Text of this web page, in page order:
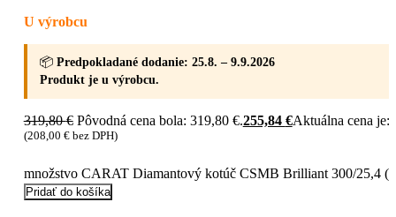
U výrobcu
📦 Predpokladané dodanie: 25.8. – 9.9.2026
Produkt je u výrobcu.
319,80€ Pôvodná cena bola: 319,80 €.255,84 €Aktuálna cena je:
(208,00 €bez DPH)
množstvo CARAT Diamantový kotúč CSMB Brilliant 300/25,4
Pridať do košíka